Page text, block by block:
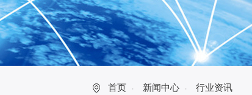
首页 新闻中心 行业资讯